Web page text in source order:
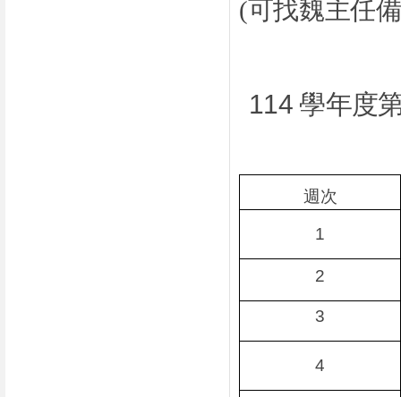
(可找魏主任
114 學年度
週次
1
2
3
4